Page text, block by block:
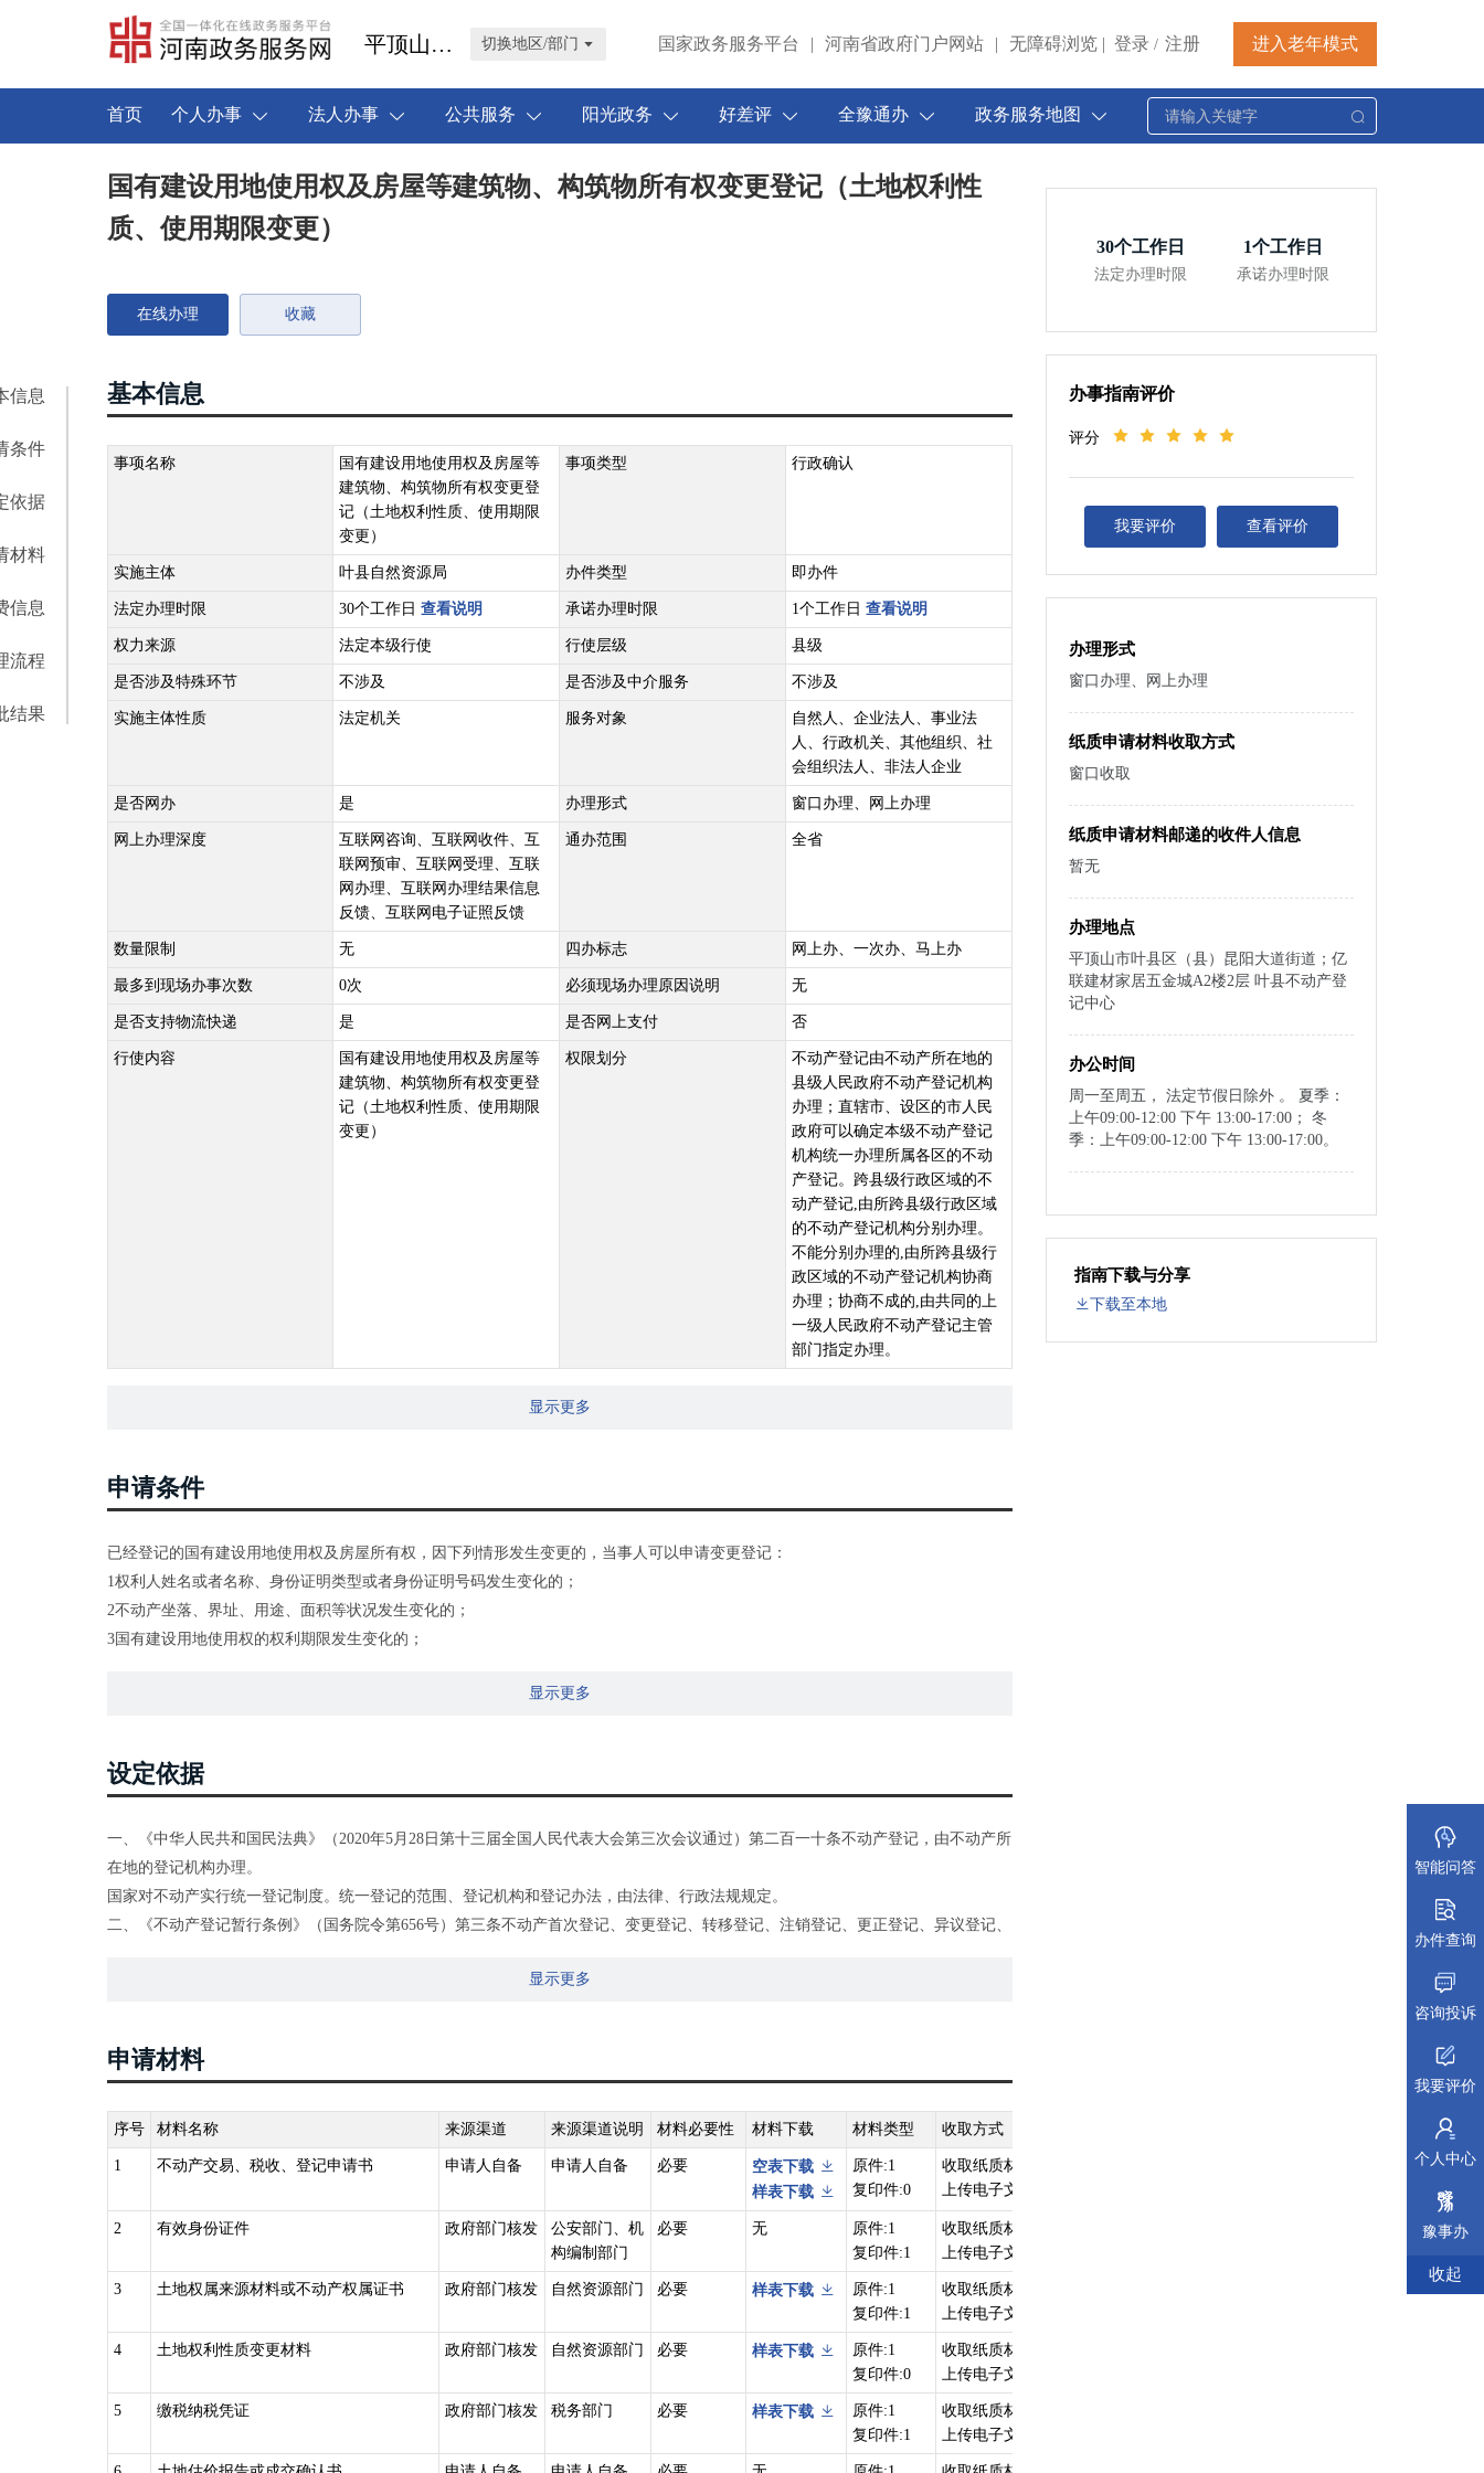
平顶山市叶县 切换地区/部门 国家政务服务平台 | 河南省政府门户网站 | 无障碍浏览 | 登录 / 注册 进入老年模式
首页 个人办事 法人办事 公共服务 阳光政务 好差评 全豫通办 政务服务地图
信息
条件
依据
材料
信息
流程
结果
国有建设用地使用权及房屋等建筑物、构筑物所有权变更登记（土地权利性
质、使用期限变更）
在线办理 收藏
基本信息
事项名称
国有建设用地使用权及房屋等
建筑物、构筑物所有权变更登
记（土地权利性质、使用期限
变更）
事项类型 行政确认
实施主体 叶县自然资源局 办件类型 即办件
法定办理时限 30个工作日 查看说明 承诺办理时限 1个工作日 查看说明
权力来源 法定本级行使 行使层级 县级
是否涉及特殊环节 不涉及 是否涉及中介服务 不涉及
实施主体性质 法定机关 服务对象
自然人、企业法人、事业法
人、行政机关、其他组织、社
会组织法人、非法人企业
是否网办 是 办理形式 窗口办理、网上办理
网上办理深度
互联网咨询、互联网收件、互
联网预审、互联网受理、互联
网办理、互联网办理结果信息
反馈、互联网电子证照反馈
通办范围 全省
数量限制 无 四办标志 网上办、一次办、马上办
最多到现场办事次数 0次 必须现场办理原因说明 无
是否支持物流快递 是 是否网上支付 否
行使内容
国有建设用地使用权及房屋等
建筑物、构筑物所有权变更登
记（土地权利性质、使用期限
变更）
权限划分
不动产登记由不动产所在地的
县级人民政府不动产登记机构
办理；直辖市、设区的市人民
政府可以确定本级不动产登记
机构统一办理所属各区的不动
产登记。跨县级行政区域的不
动产登记,由所跨县级行政区域
的不动产登记机构分别办理。
不能分别办理的,由所跨县级行
政区域的不动产登记机构协商
办理；协商不成的,由共同的上
一级人民政府不动产登记主管
部门指定办理。
显示更多
申请条件
已经登记的国有建设用地使用权及房屋所有权，因下列情形发生变更的，当事人可以申请变更登记：
1权利人姓名或者名称、身份证明类型或者身份证明号码发生变化的；
2不动产坐落、界址、用途、面积等状况发生变化的；
3国有建设用地使用权的权利期限发生变化的；
显示更多
设定依据
一、《中华人民共和国民法典》（2020年5月28日第十三届全国人民代表大会第三次会议通过）第二百一十条不动产登记，由不动产所
在地的登记机构办理。
国家对不动产实行统一登记制度。统一登记的范围、登记机构和登记办法，由法律、行政法规规定。
二、《不动产登记暂行条例》（国务院令第656号）第三条不动产首次登记、变更登记、转移登记、注销登记、更正登记、异议登记、
（九）抵押权;（十）法律规定需要登记的其他不动产权利。
产登记机构，负责不动产登记工作，并接受上级人民政府不动产登记主管部门的指导、监督。
第七条 不动产登记由不动产所在地的县级人民政府不动产登记机构办理；直辖市、设区的市人民政府可以确定本级不动产登记机构
跨县级行政区域的不动产登记,由所跨县级行政区域的不动产登记机构分别办理。不能分别办理的,由所跨县级行政区域的不动产登记机
构协商办理；协商不成的,由共同的上一级人民政府不动产登记主管部门指定办理。
国务院确定的重点国有林区的森林、林木和林地,国务院批准项目用海、用岛,中央国家机关使用的国有土地等不动产登记,由国务院国
土资源主管部门会同有关部门规定。
请变更登记：（一）权利人的姓名、名称、身份证明类型或者身份证明号码发生变更的；（二）不动产的坐落、界址、用途、面积等
（三）不动产权利期限、来源等状况发生变化的；（四）同一权利人分割或者合并不动产的；（五）抵押担保的范围、主债权数额、
债务履行期限、抵押权顺位发生变化的；（六）最高额抵押担保的债权范围、最高债权额、债权确定期间等发生变化的；（七）地役
显示更多
申请材料
序号 材料名称 来源渠道 来源渠道说明 材料必要性 材料下载 材料类型 收取方式
1 不动产交易、税收、登记申请书 申请人自备 申请人自备 必要
空表下载
样表下载
原件:1
复印件:0
收取纸质材料、
上传电子文件
查看依据
2 有效身份证件 政府部门核发
公安部门、机
构编制部门
必要 无
原件:1
复印件:1
收取纸质材料、
上传电子文件
查看依据
3 土地权属来源材料或不动产权属证书 政府部门核发 自然资源部门 必要 样表下载
原件:1
复印件:1
收取纸质材料、
上传电子文件
4 土地权利性质变更材料 政府部门核发 自然资源部门 必要 样表下载
原件:1
复印件:0
收取纸质材料、
上传电子文件
5 缴税纳税凭证 政府部门核发 税务部门 必要 样表下载
原件:1
复印件:1
收取纸质材料、
上传电子文件
30个工作日
法定办理时限
1个工作日
承诺办理时限
办事指南评价
评分
我要评价 查看评价
办理形式
窗口办理、网上办理
纸质申请材料收取方式
窗口收取
纸质申请材料邮递的收件人信息
暂无
办理地点
平顶山市叶县区（县）昆阳大道街道；亿
联建材家居五金城A2楼2层 叶县不动产登
记中心
办公时间
周一至周五， 法定节假日除外 。 夏季：
上午09:00-12:00 下午 13:00-17:00； 冬
季：上午09:00-12:00 下午 13:00-17:00。
指南下载与分享
下载至本地
智能问答
办件查询
咨询投诉
我要评价
个人中心
豫事办
收起